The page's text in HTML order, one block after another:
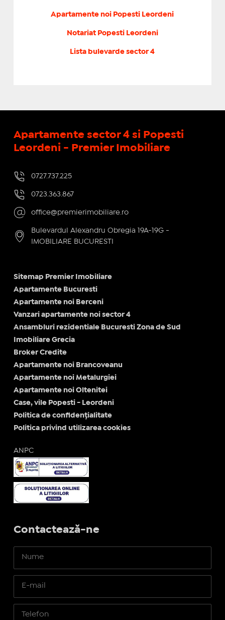
Apartamente noi Popesti Leordeni
Notariat Popesti Leordeni
Lista bulevarde sector 4
Apartamente sector 4 si Popesti
Leordeni - Premier Imobiliare
0727.737.225
0723.363.867
office@premierimobiliare.ro
Bulevardul Alexandru Obregia 19A-19G -
IMOBILIARE BUCURESTI
Sitemap Premier Imobiliare
Apartamente Bucuresti
Apartamente noi Berceni
Vanzari apartamente noi sector 4
Ansambluri rezidentiale Bucuresti Zona de Sud
Imobiliare Grecia
Broker Credite
Apartamente noi Brancoveanu
Apartamente noi Metalurgiei
Apartamente noi Oltenitei
Case, vile Popesti - Leordeni
Politica de confidențialitate
Politica privind utilizarea cookies
ANPC
Contactează-ne